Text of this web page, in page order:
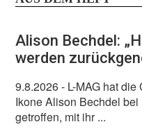
Alison Bechdel:
werden
9.8.2026- L-MAG hat
Ikone Alison Bechdel
getroffen, mit ihr ...